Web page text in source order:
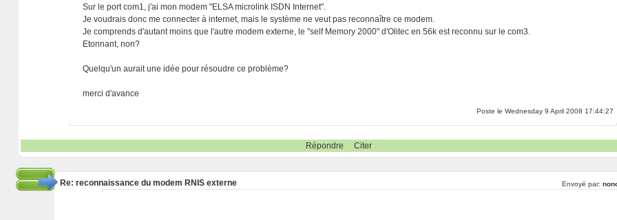
Sur le port com1, j'ai mon modem "ELSA microlink ISDN Internet".
Je voudrais donc me connecter à internet, mais le système ne veut pas reconnaître ce modem.
Je comprends d'autant moins que l'autre modem externe, le "self Memory 2000" d'Olitec en 56k est reconnu sur le com3.
Etonnant, non?
Quelqu'un aurait une idée pour résoudre ce problème?
merci d'avance
Poste le Wednesday 9 April 2008 17:44:27
Répondre Citer
Re: reconnaissance du modem RNIS externe Envoyé par: